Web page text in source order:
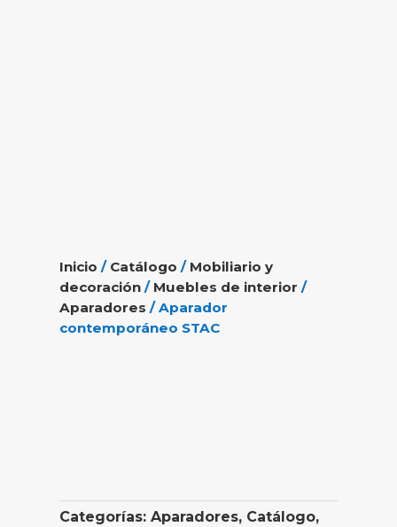
Inicio / Catálogo / Mobiliario y
decoración / Muebles de interior /
Aparadores / Aparador
contemporáneo STAC
Categorías:Aparadores, Catálogo,